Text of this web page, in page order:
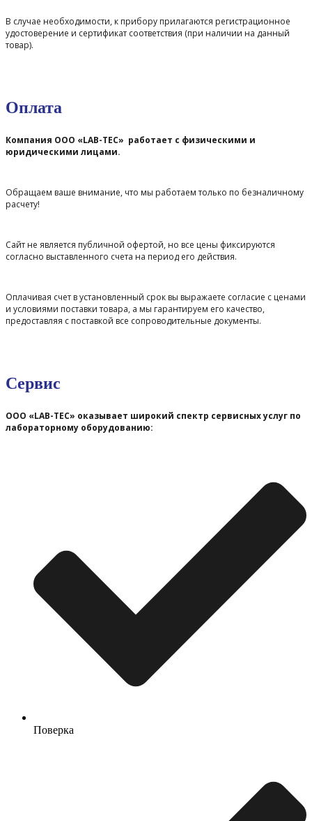
В случае необходимости, к прибору прилагаются регистрационное
удостоверение и сертификат соответствия (при наличии на данный
товар).
Оплата
Компания ООО «LAB-TEC» работает с физическими и
юридическими лицами.
Обращаем ваше внимание, что мы работаем только по безналичному
расчету!
Сайт не является публичной офертой, но все цены фиксируются
согласно выставленного счета на период его действия.
Оплачивая счет в установленный срок вы выражаете согласие с ценами
и условиями поставки товара, а мы гарантируем его качество,
предоставляя с поставкой все сопроводительные документы.
Сервис
ООО «LAB-TEC» оказывает широкий спектр сервисных услуг по
лабораторному оборудованию:
Поверка